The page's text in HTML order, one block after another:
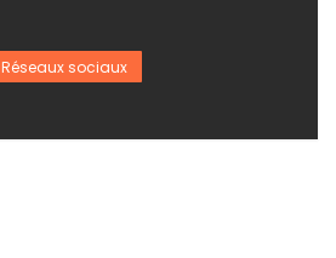
Réseaux sociaux